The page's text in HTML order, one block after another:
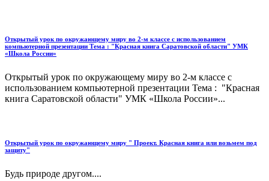
Открытый урок по окружающему миру во 2-м классе с использованием
компьютерной презентации Тема : "Красная книга Саратовской области" УМК
«Школа России»
Открытый урок по окружающему миру во 2-м классе с
использованием компьютерной презентации Тема : "Красная
книга Саратовской области" УМК «Школа России»...
Открытый урок по окружающему миру " Проект. Красная книга или возьмем под
защиту"
Будь природе другом....